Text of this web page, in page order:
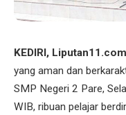
KEDIRI, Liputan11.com
yang aman dan
SMP Negeri 2 Pare,
WIB, ribuan pelajar